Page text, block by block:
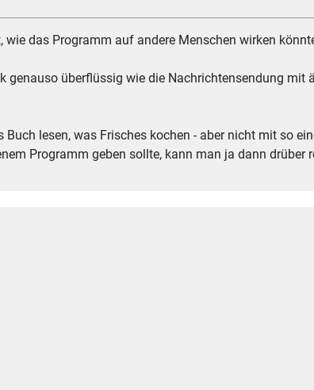
das Programm auf andere Menschen wirken
genauso überflüssig wie die Nachrichtensendung mit
lesen, was Frisches kochen - aber nicht mit so
Programm geben sollte, kann man ja dann drüber